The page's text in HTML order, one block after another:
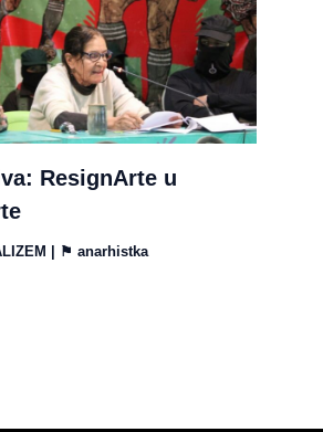
ResignArte u
| ⚑ anarhistka